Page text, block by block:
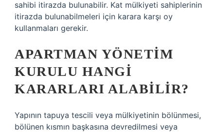
sahibi itirazda bulunabilir. Kat mülkiyeti sahiplerinin
itirazda bulunabilmeleri için karara karşı oy
kullanmaları gerekir.
APARTMAN YÖNETIM
KURULU HANGI
KARARLARI ALABILIR?
Yapının tapuya tescili veya mülkiyetinin bölünmesi,
bölünen kısmın başkasına devredilmesi veya